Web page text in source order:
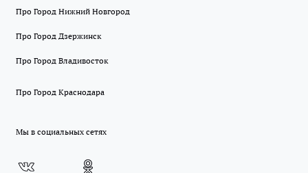
Про Город Нижний Новгород
Про Город Дзержинск
Про Город Владивосток
Про Город Краснодара
Мы в социальных сетях